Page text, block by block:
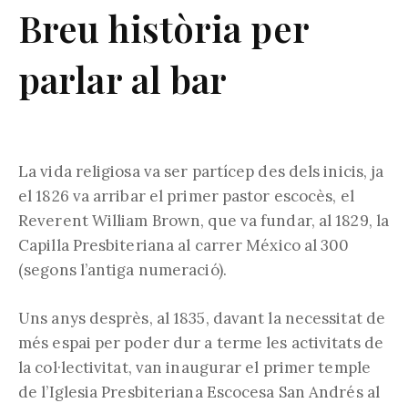
Breu història per
parlar al bar
La vida religiosa va ser partícep des dels inicis, ja
el 1826 va arribar el primer pastor escocès, el
Reverent William Brown, que va fundar, al 1829, la
Capilla Presbiteriana al carrer México al 300
(segons l’antiga numeració).
Uns anys desprès, al 1835, davant la necessitat de
més espai per poder dur a terme les activitats de
la col·lectivitat, van inaugurar el primer temple
de l’Iglesia Presbiteriana Escocesa San Andrés al